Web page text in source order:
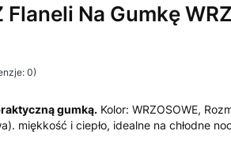
Flaneli Na Gumkę
0)
gumką. Kolor: WRZOSOWE,
miękkość i ciepło, idealne na chłodne